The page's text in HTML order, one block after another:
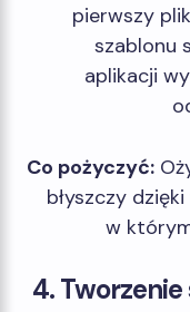
pierwszy
szablonu
aplikacji
Co pożyczyć:
błyszczy
w
4.